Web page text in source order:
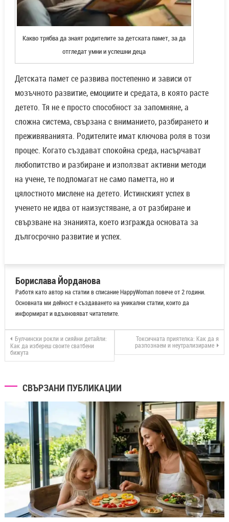
Какво трябва да знаят родителите за детската памет, за да
отгледат умни и успешни деца
Детската памет се развива постепенно и зависи от
мозъчното развитие, емоциите и средата, в която расте
детето. Тя не е просто способност за запомняне, а
сложна система, свързана с вниманието, разбирането и
преживяванията. Родителите имат ключова роля в този
процес. Когато създават спокойна среда, насърчават
любопитство и разбиране и използват активни методи
на учене, те подпомагат не само паметта, но и
цялостното мислене на детето. Истинският успех в
ученето не идва от наизустяване, а от разбиране и
свързване на знанията, което изгражда основата за
дългосрочно развитие и успех.
Борислава Йорданова
Работя като автор на статии в списание HappyWoman повече от 2 години.
Основната ми дейност е създаването на уникални статии, които да
информират и вдъхновяват читателите.
Булчински рокли и сияйни детайли:
Как да избереш своите сватбени
бижута
Токсичната приятелка: Как да я
разпознаем и неутрализираме
СВЪРЗАНИ ПУБЛИКАЦИИ